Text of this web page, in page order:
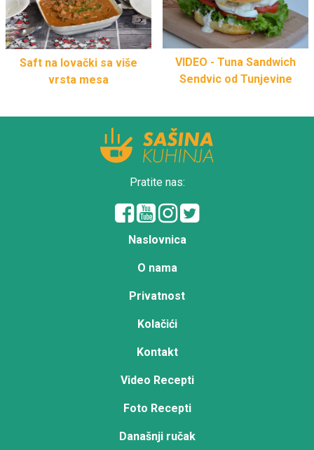
Saft na lovački sa više
vrsta mesa
VIDEO - Tuna Sandwich
Sendvic od Tunjevine
Pratite nas:
Naslovnica
O nama
Privatnost
Kolačići
Kontakt
Video Recepti
Foto Recepti
Današnji ručak